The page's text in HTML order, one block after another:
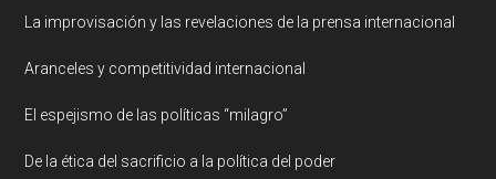
La improvisación y las revelaciones de la prensa internacional
Aranceles y competitividad internacional
El espejismo de las políticas “milagro”
De la ética del sacrificio a la política del poder